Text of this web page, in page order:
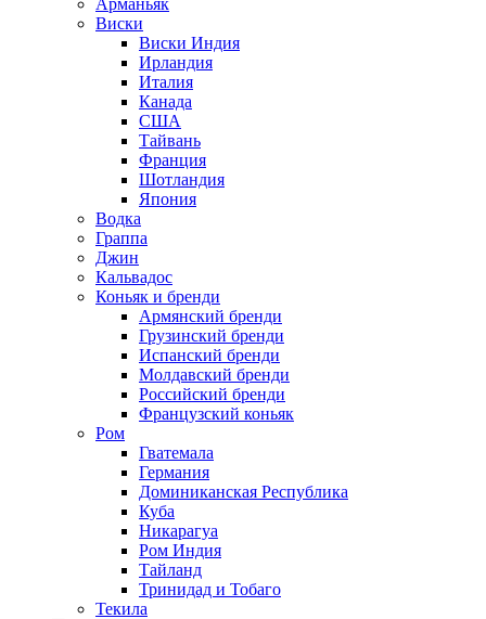
Арманьяк
Виски
Виски Индия
Ирландия
Италия
Канада
США
Тайвань
Франция
Шотландия
Япония
Водка
Граппа
Джин
Кальвадос
Коньяк и бренди
Армянский бренди
Грузинский бренди
Испанский бренди
Молдавский бренди
Российский бренди
Французский коньяк
Ром
Гватемала
Германия
Доминиканская Республика
Куба
Никарагуа
Ром Индия
Тайланд
Тринидад и Тобаго
Текила